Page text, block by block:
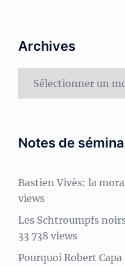
Archives
Notes de
Bastien Vivès: la
views
Les Schtroumpfs
33 738 views
Pourquoi Robert